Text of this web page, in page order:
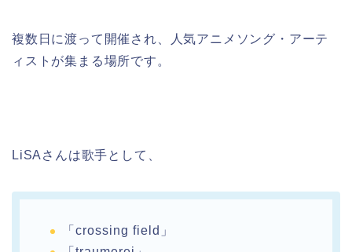
複数日に渡って開催され、人気アニメソング・アーテ
ィストが集まる場所です。
LiSAさんは歌手として、
「crossing field」